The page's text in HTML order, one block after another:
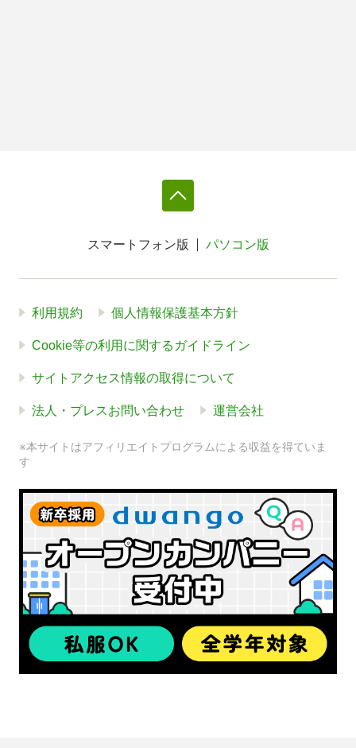
スマートフォン版 パソコン版
利用規約 個人情報保護基本方針
Cookie等の利用に関するガイドライン
サイトアクセス情報の取得について
法人・プレスお問い合わせ 運営会社
※本サイトはアフィリエイトプログラムによる収益を得ていま
す